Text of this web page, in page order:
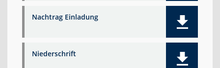
Nachtrag Einladung
Niederschrift